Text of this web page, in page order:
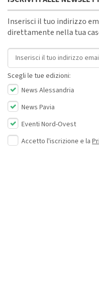
Inserisci il tuo indirizzo
direttamente nella tua
Indirizzo email
Scegli le tue edizioni:
News Alessandria
News Pavia
Eventi Nord-Ovest
Accetto l'iscrizione e la